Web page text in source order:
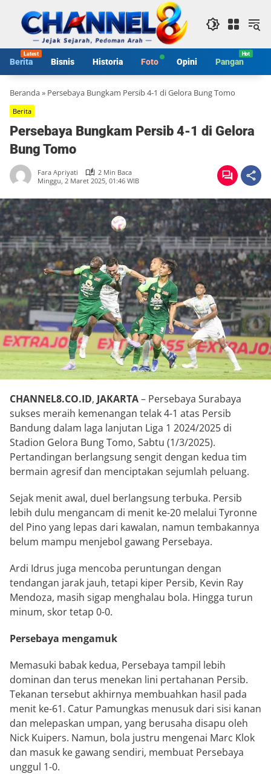
konten
Berita Bisnis Historia Foto Opini Pangan
Beranda» Persebaya Bungkam Persib 4-1 di Gelora Bung Tomo
Berita
Persebaya Bungkam Persib 4-1 di Gelora
Bung Tomo
Fara Apriyati
2 Min Baca
Minggu, 2 Maret 2025, 01:46 WIB
CHANNEL8.CO.ID, JAKARTA– Persebaya Surabaya
sukses meraih kemenangan telak 4-1 atas Persib
Bandung dalam laga lanjutan Liga 1 2024/2025 di
Stadion Gelora Bung Tomo, Sabtu (1/3/2025).
Pertandingan berlangsung sengit dengan kedua tim
bermain agresif dan menciptakan sejumlah peluang.
Sejak menit awal, duel berlangsung terbuka. Persib
lebih dulu mengancam di menit ke-20 melalui Tyronne
del Pino yang lepas dari kawalan, namun tembakannya
belum mampu menjebol gawang Persebaya.
Ardi Idrus juga mencoba peruntungan dengan
tendangan jarak jauh, tetapi kiper Persib, Kevin Ray
Mendoza, masih sigap menghalau bola. Hingga turun
minum, skor tetap 0-0.
Persebaya mengamuk
Memasuki babak kedua, Persebaya tampil lebih
dominan dan terus menekan lini pertahanan Persib.
Tekanan tersebut akhirnya membuahkan hasil pada
menit ke-61. Catur Pamungkas menusuk dari sisi kanan
dan melepaskan umpan, yang berusaha disapu oleh
Nick Kuipers. Namun, bola justru mengenai Marc Klok
dan masuk ke gawang sendiri, membuat Persebaya
unggul 1-0.